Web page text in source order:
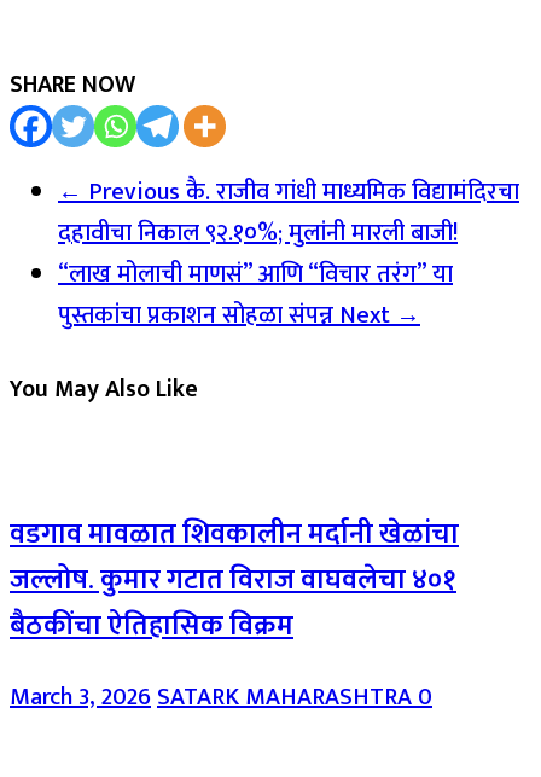
SHARE NOW
← Previousकै. राजीव गांधी माध्यमिक विद्यामंदिरचा
दहावीचा निकाल ९२.१०%; मुलांनी मारली बाजी!
“लाख मोलाची माणसं” आणि “विचार तरंग” या
पुस्तकांचा प्रकाशन सोहळा संपन्नNext →
You May Also Like
वडगाव मावळात शिवकालीन मर्दानी खेळांचा
जल्लोष. कुमार गटात विराज वाघवलेचा ४०१
बैठकींचा ऐतिहासिक विक्रम
March 3, 2026SATARK MAHARASHTRA0